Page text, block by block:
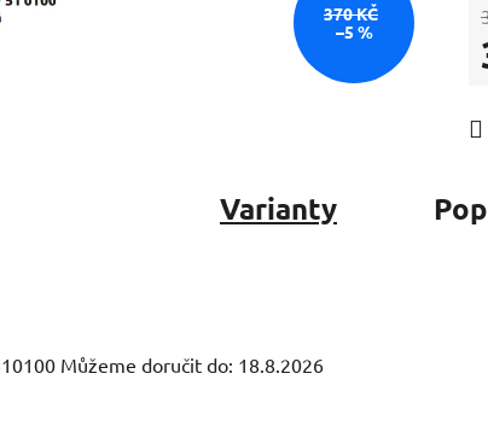
370 KČ
–5 %
Varianty
Můžeme doručit do: 18.8.2026